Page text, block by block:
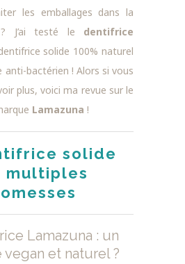
les emballages dans la
J’ai testé le dentifrice
solide 100% naturel
anti-bactérien ! Alors si vous
plus, voici ma revue sur le
Lamazuna !
solide
multiples
Lamazuna : un
et naturel ?